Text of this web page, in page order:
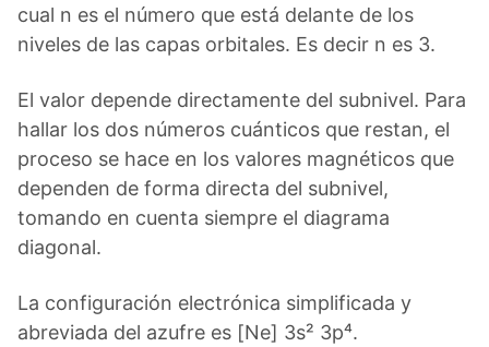
cual n es el número que está delante de los
niveles de las capas orbitales. Es decir n es 3.
El valor depende directamente del subnivel. Para
hallar los dos números cuánticos que restan, el
proceso se hace en los valores magnéticos que
dependen de forma directa del subnivel,
tomando en cuenta siempre el diagrama
diagonal.
La configuración electrónica simplificada y
abreviada del azufre es [Ne] 3s² 3p⁴.